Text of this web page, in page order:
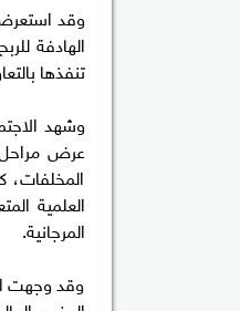
وقد استعرض
الهادفة
تنفذها
وشهد
المخلفات،
العلمية
المرجانية.
وقد وجهت